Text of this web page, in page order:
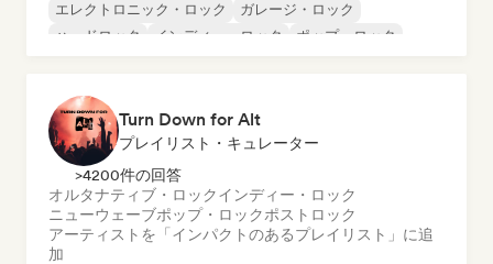
エレクトロニック・ロック
ガレージ・ロック
ハードロック
インディー・ロック
ポップ・ロック
Turn Down for Alt
プレイリスト・キュレーター
>4200件の回答
オルタナティブ・ロックインディー・ロック
ニューウェーブポップ・ロックポストロック
アーティストを「インパクトのあるプレイリスト」に追
加